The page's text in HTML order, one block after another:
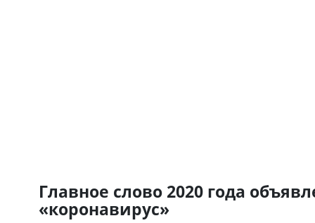
Главное слово 2020 года
«коронавирус»